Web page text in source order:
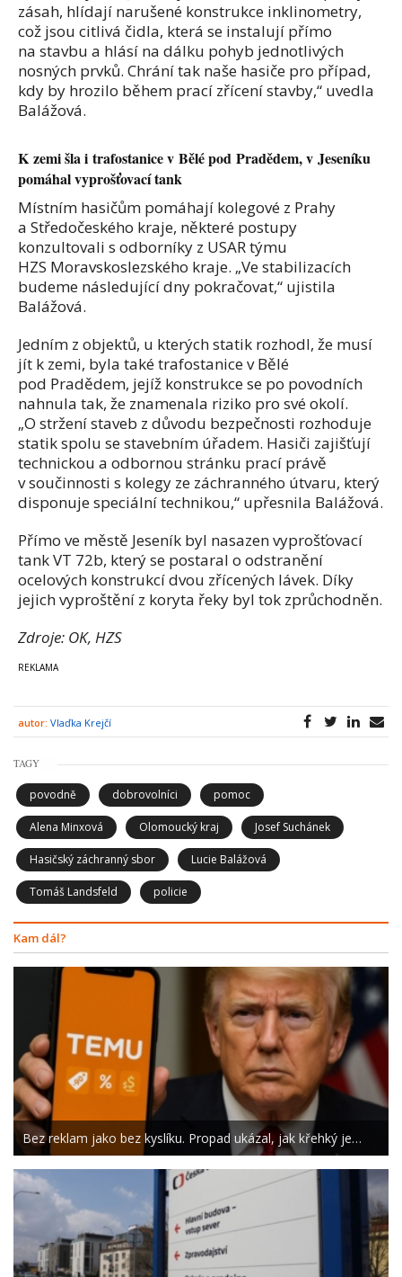
zásah, hlídají narušené konstrukce inklinometry,
což jsou citlivá čidla, která se instalují přímo
na stavbu a hlásí na dálku pohyb jednotlivých
nosných prvků. Chrání tak naše hasiče pro případ,
kdy by hrozilo během prací zřícení stavby,“ uvedla
Balážová.
K zemi šla i trafostanice v Bělé pod Pradědem, v Jeseníku
pomáhal vyprošťovací tank
Místním hasičům pomáhají kolegové z Prahy
a Středočeského kraje, některé postupy
konzultovali s odborníky z USAR týmu
HZS Moravskoslezského kraje. „Ve stabilizacích
budeme následující dny pokračovat,“ ujistila
Balážová.
Jedním z objektů, u kterých statik rozhodl, že musí
jít k zemi, byla také trafostanice v Bělé
pod Pradědem, jejíž konstrukce se po povodních
nahnula tak, že znamenala riziko pro své okolí.
„O stržení staveb z důvodu bezpečnosti rozhoduje
statik spolu se stavebním úřadem. Hasiči zajišťují
technickou a odbornou stránku prací právě
v součinnosti s kolegy ze záchranného útvaru, který
disponuje speciální technikou,“ upřesnila Balážová.
Přímo ve městě Jeseník byl nasazen vyprošťovací
tank VT 72b, který se postaral o odstranění
ocelových konstrukcí dvou zřícených lávek. Díky
jejich vyproštění z koryta řeky byl tok zprůchodněn.
Zdroje: OK, HZS
autor: Vlaďka Krejčí
TAGY
povodně dobrovolníci pomoc
Alena Minxová Olomoucký kraj Josef Suchánek
Hasičský záchranný sbor Lucie Balážová
Tomáš Landsfeld policie
Kam dál?
Bez reklam jako bez kyslíku. Propad ukázal, jak křehký je…